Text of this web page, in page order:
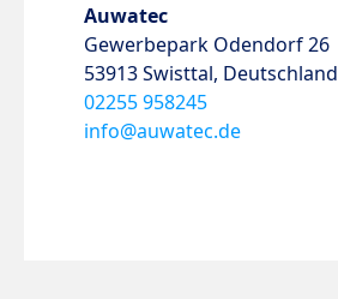
Auwatec
Gewerbepark Odendorf 26
53913 Swisttal, Deutschland
02255 958245
info@auwatec.de